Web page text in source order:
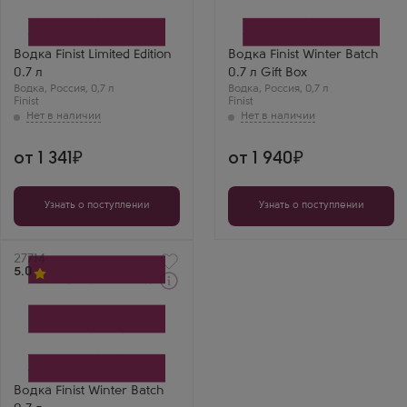
Водка Finist Limited Edition
0.7 л
Водка, Россия, 0,7 л
Finist
Регион
Обнинск
от 1 341
Узнать о поступлении
Водка Finist Winter Batch
0.7 л Gift Box
Водка, Россия, 0,7 л
Finist
Finist
Регион
Великий Новгород
от 1 940
Узнать о поступлении
Артикул
27714
5.0
Водка Finist Winter Batch
Производитель
Регион
Великий Новгород